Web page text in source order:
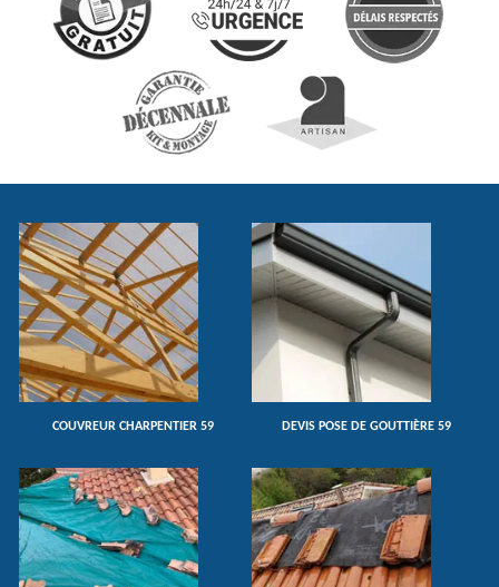
COUVREUR CHARPENTIER 59 DEVIS POSE DE GOUTTIÈRE 59